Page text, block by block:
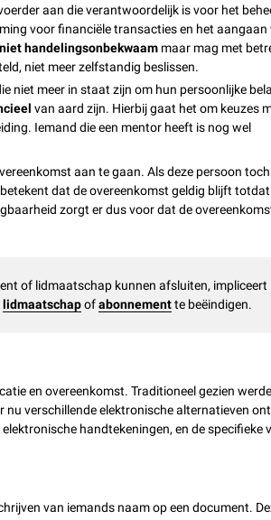
aan die verantwoordelijk is voor het
voor financiële transacties en het aangaan
niet handelingsonbekwaam maar mag met
niet meer zelfstandig beslissen.
niet meer in staat zijn om hun persoonlijke
van aard zijn. Hierbij gaat het om keuzes
Iemand die een mentor heeft is nog wel
aan te gaan. Als deze persoon toch
dat de overeenkomst geldig blijft
zorgt er dus voor dat de
of lidmaatschap kunnen afsluiten, impliceert
lidmaatschapofabonnementte beëindigen.
en overeenkomst. Traditioneel gezien
nu verschillende elektronische alternatieven
handtekeningen, en de specifieke
van iemands naam op een document.